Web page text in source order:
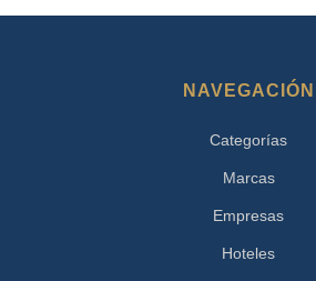
NAVEGACIÓN
Categorías
Marcas
Empresas
Hoteles